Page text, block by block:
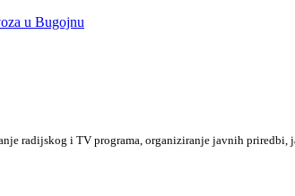
u Bugojnu
radijskog i TV programa, organiziranje javnih